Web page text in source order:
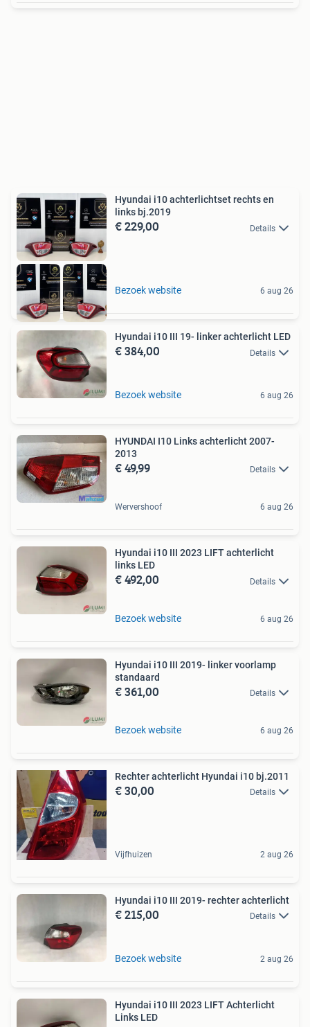
Hyundai i10 achterlichtset rechts en
links bj.2019
€ 229,00 Details
Bezoek website 6 aug 26
Hyundai i10 III 19- linker achterlicht LED
€ 384,00 Details
Bezoek website 6 aug 26
HYUNDAI I10 Links achterlicht 2007-
2013
€ 49,99 Details
Wervershoof 6 aug 26
Hyundai i10 III 2023 LIFT achterlicht
links LED
€ 492,00 Details
Bezoek website 6 aug 26
Hyundai i10 III 2019- linker voorlamp
standaard
€ 361,00 Details
Bezoek website 6 aug 26
Rechter achterlicht Hyundai i10 bj.2011
€ 30,00 Details
Vijfhuizen 2 aug 26
Hyundai i10 III 2019- rechter achterlicht
€ 215,00 Details
Bezoek website 2 aug 26
Hyundai i10 III 2023 LIFT Achterlicht
Links LED